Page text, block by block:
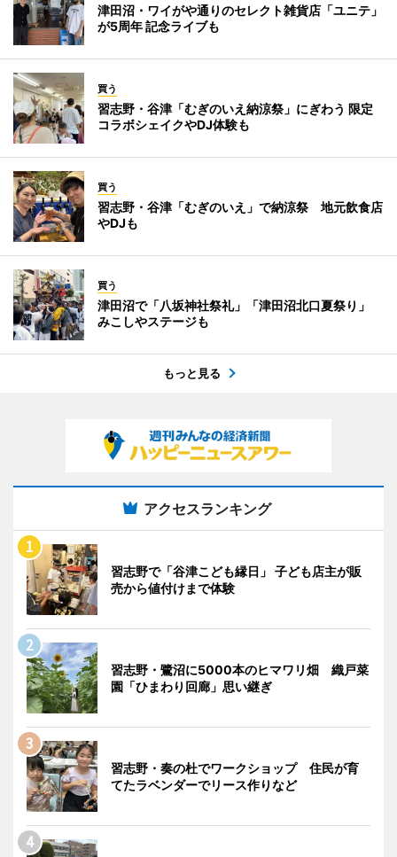
津田沼・ワイがや通りのセレクト雑貨店「ユニテ」
が5周年 記念ライブも
買う
習志野・谷津「むぎのいえ納涼祭」にぎわう 限定
コラボシェイクやDJ体験も
買う
習志野・谷津「むぎのいえ」で納涼祭 地元飲食店
やDJも
買う
津田沼で「八坂神社祭礼」「津田沼北口夏祭り」
みこしやステージも
もっと見る
アクセスランキング
習志野で「谷津こども縁日」 子ども店主が販
売から値付けまで体験
習志野・鷺沼に5000本のヒマワリ畑 織戸菜
園「ひまわり回廊」思い継ぎ
習志野・奏の杜でワークショップ 住民が育
てたラベンダーでリース作りなど